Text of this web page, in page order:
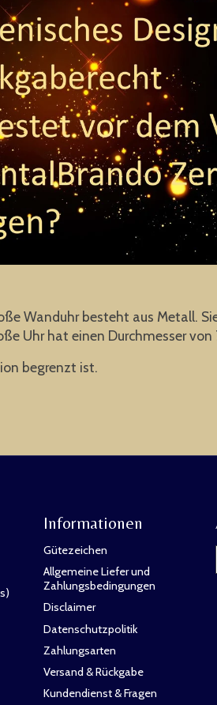
Wanduhr besteht aus Metall.
Uhr hat einen Durchmesser
begrenzt ist.
Informationen
Gütezeichen
Allgemeine Liefer und
Zahlungsbedingungen
Disclaimer
Datenschutzpolitik
Zahlungsarten
Versand & Rückgabe
Kundendienst & Fragen